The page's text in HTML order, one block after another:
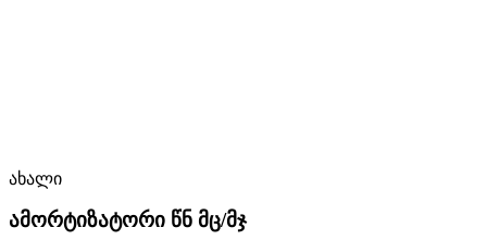
ახალი
ამორტიზატორი წნ მც/მჯ